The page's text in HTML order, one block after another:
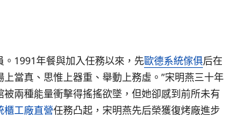
1991年餐與加入任務以來，先歐德系統傢俱后在
當真、思惟上器重、舉動上務虛。”宋明燕三十年
兩種能量衝擊得搖搖欲墜，但她卻感到前所未有
櫃工廠直營任務凸起，宋明燕先后榮獲復烤廠進步